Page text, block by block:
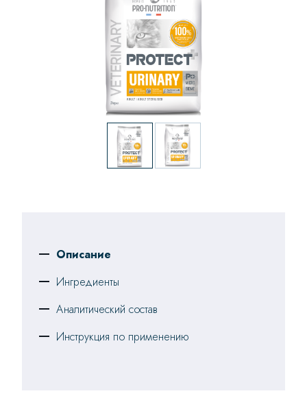
Описание
Ингредиенты
Аналитический состав
Инструкция по применению